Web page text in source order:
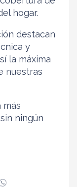
hogar.
destacan
y
la máxima
nuestras
más
ningún